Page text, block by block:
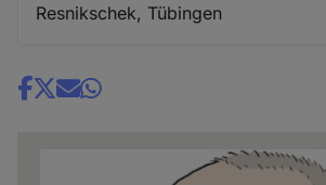
Resnikschek, Tübingen
Share